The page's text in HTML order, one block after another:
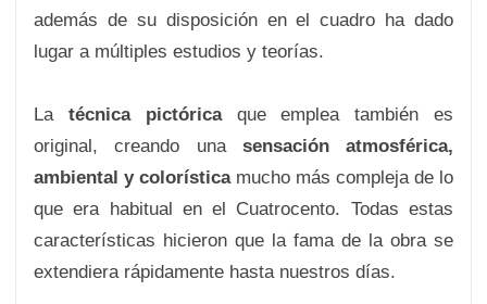
además de su disposición en el cuadro ha dado
lugar a múltiples estudios y teorías.
La técnica pictóricaque emplea también es
original, creando una sensación atmosférica,
ambiental y colorísticamucho más compleja de lo
que era habitual en el Cuatrocento. Todas estas
características hicieron que la fama de la obra se
extendiera rápidamente hasta nuestros días.